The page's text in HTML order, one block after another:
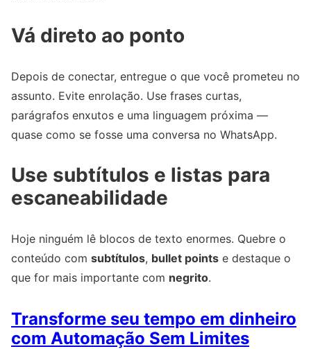
Vá direto ao ponto
Depois de conectar, entregue o que você prometeu no
assunto. Evite enrolação. Use frases curtas,
parágrafos enxutos e uma linguagem próxima —
quase como se fosse uma conversa no WhatsApp.
Use subtítulos e listas para
escaneabilidade
Hoje ninguém lê blocos de texto enormes. Quebre o
conteúdo com subtítulos, bullet points e destaque o
que for mais importante com negrito.
Transforme seu tempo em dinheiro
com Automação Sem Limites